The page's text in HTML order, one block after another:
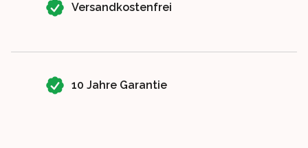
Versandkostenfrei
10 Jahre Garantie